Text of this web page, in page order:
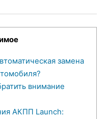
замена
внимание
АКПП Launch: